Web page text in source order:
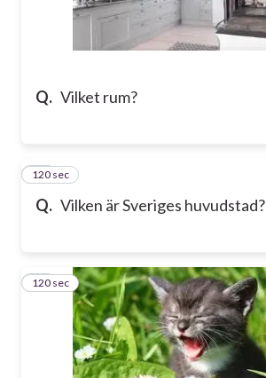
Q. Vilket rum?
Q. Vilken är Sveriges huvudstad?
18
120 sec
19
120 sec